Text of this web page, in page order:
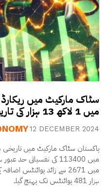
سٹاک مارکیٹ میں
میں 1 لاکھ 13 ہزار کی تاریخی حد بھی عبور
12 DECEMBER 2024
پاکستان سٹاک مارکیٹ میں تاریخی
میں 113400 کی نفسیاتی
ہزار 481 پوائنٹس تک پہنچ گیا۔